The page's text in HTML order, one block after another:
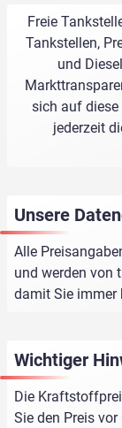
Freie
Tankstellen,
und
sich auf
jederzeit
Unsere
Alle
und werden von
damit Sie immer
Wichtiger
Die
Sie den Preis